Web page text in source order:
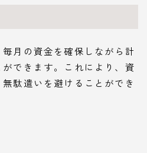
月の資金を確保しながら計
できます。これにより、資
駄遣いを避けることができ